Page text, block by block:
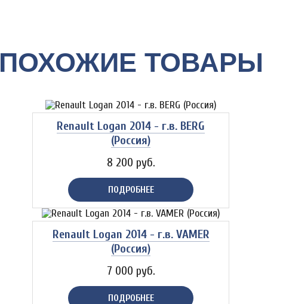
ПОХОЖИЕ ТОВАРЫ
Renault Logan 2014 - г.в. BERG
(Россия)
8 200 руб.
ПОДРОБНЕЕ
Renault Logan 2014 - г.в. VAMER
(Россия)
7 000 руб.
ПОДРОБНЕЕ